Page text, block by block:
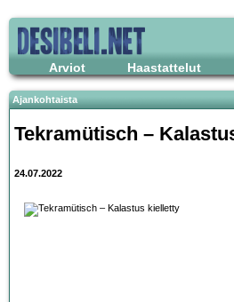
Arviot Haastattelut
Ajankohtaista
Tekramütisch –
24.07.2022